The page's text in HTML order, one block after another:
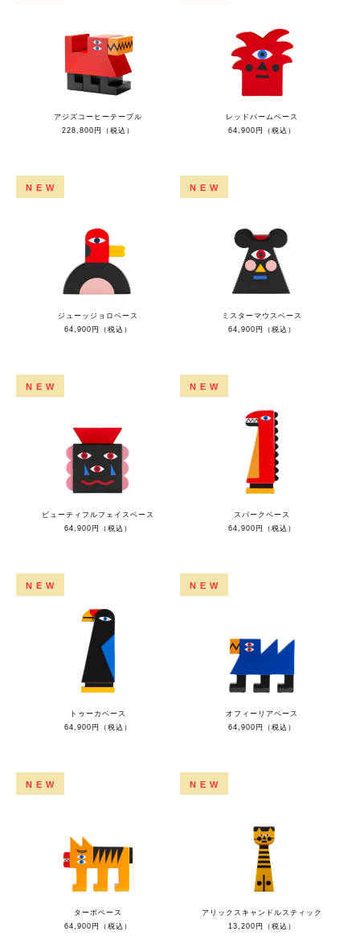
アジズコーヒーテーブル
228,800円（税込）
レッドパームベース
64,900円（税込）
NEW
ジューッジョロベース
64,900円（税込）
NEW
ミスターマウスベース
64,900円（税込）
NEW
ビューティフルフェイスベース
64,900円（税込）
NEW
スパークベース
64,900円（税込）
NEW
トゥーカベース
64,900円（税込）
NEW
オフィーリアベース
64,900円（税込）
NEW
ターボベース
64,900円（税込）
NEW
アリックスキャンドルスティック
13,200円（税込）